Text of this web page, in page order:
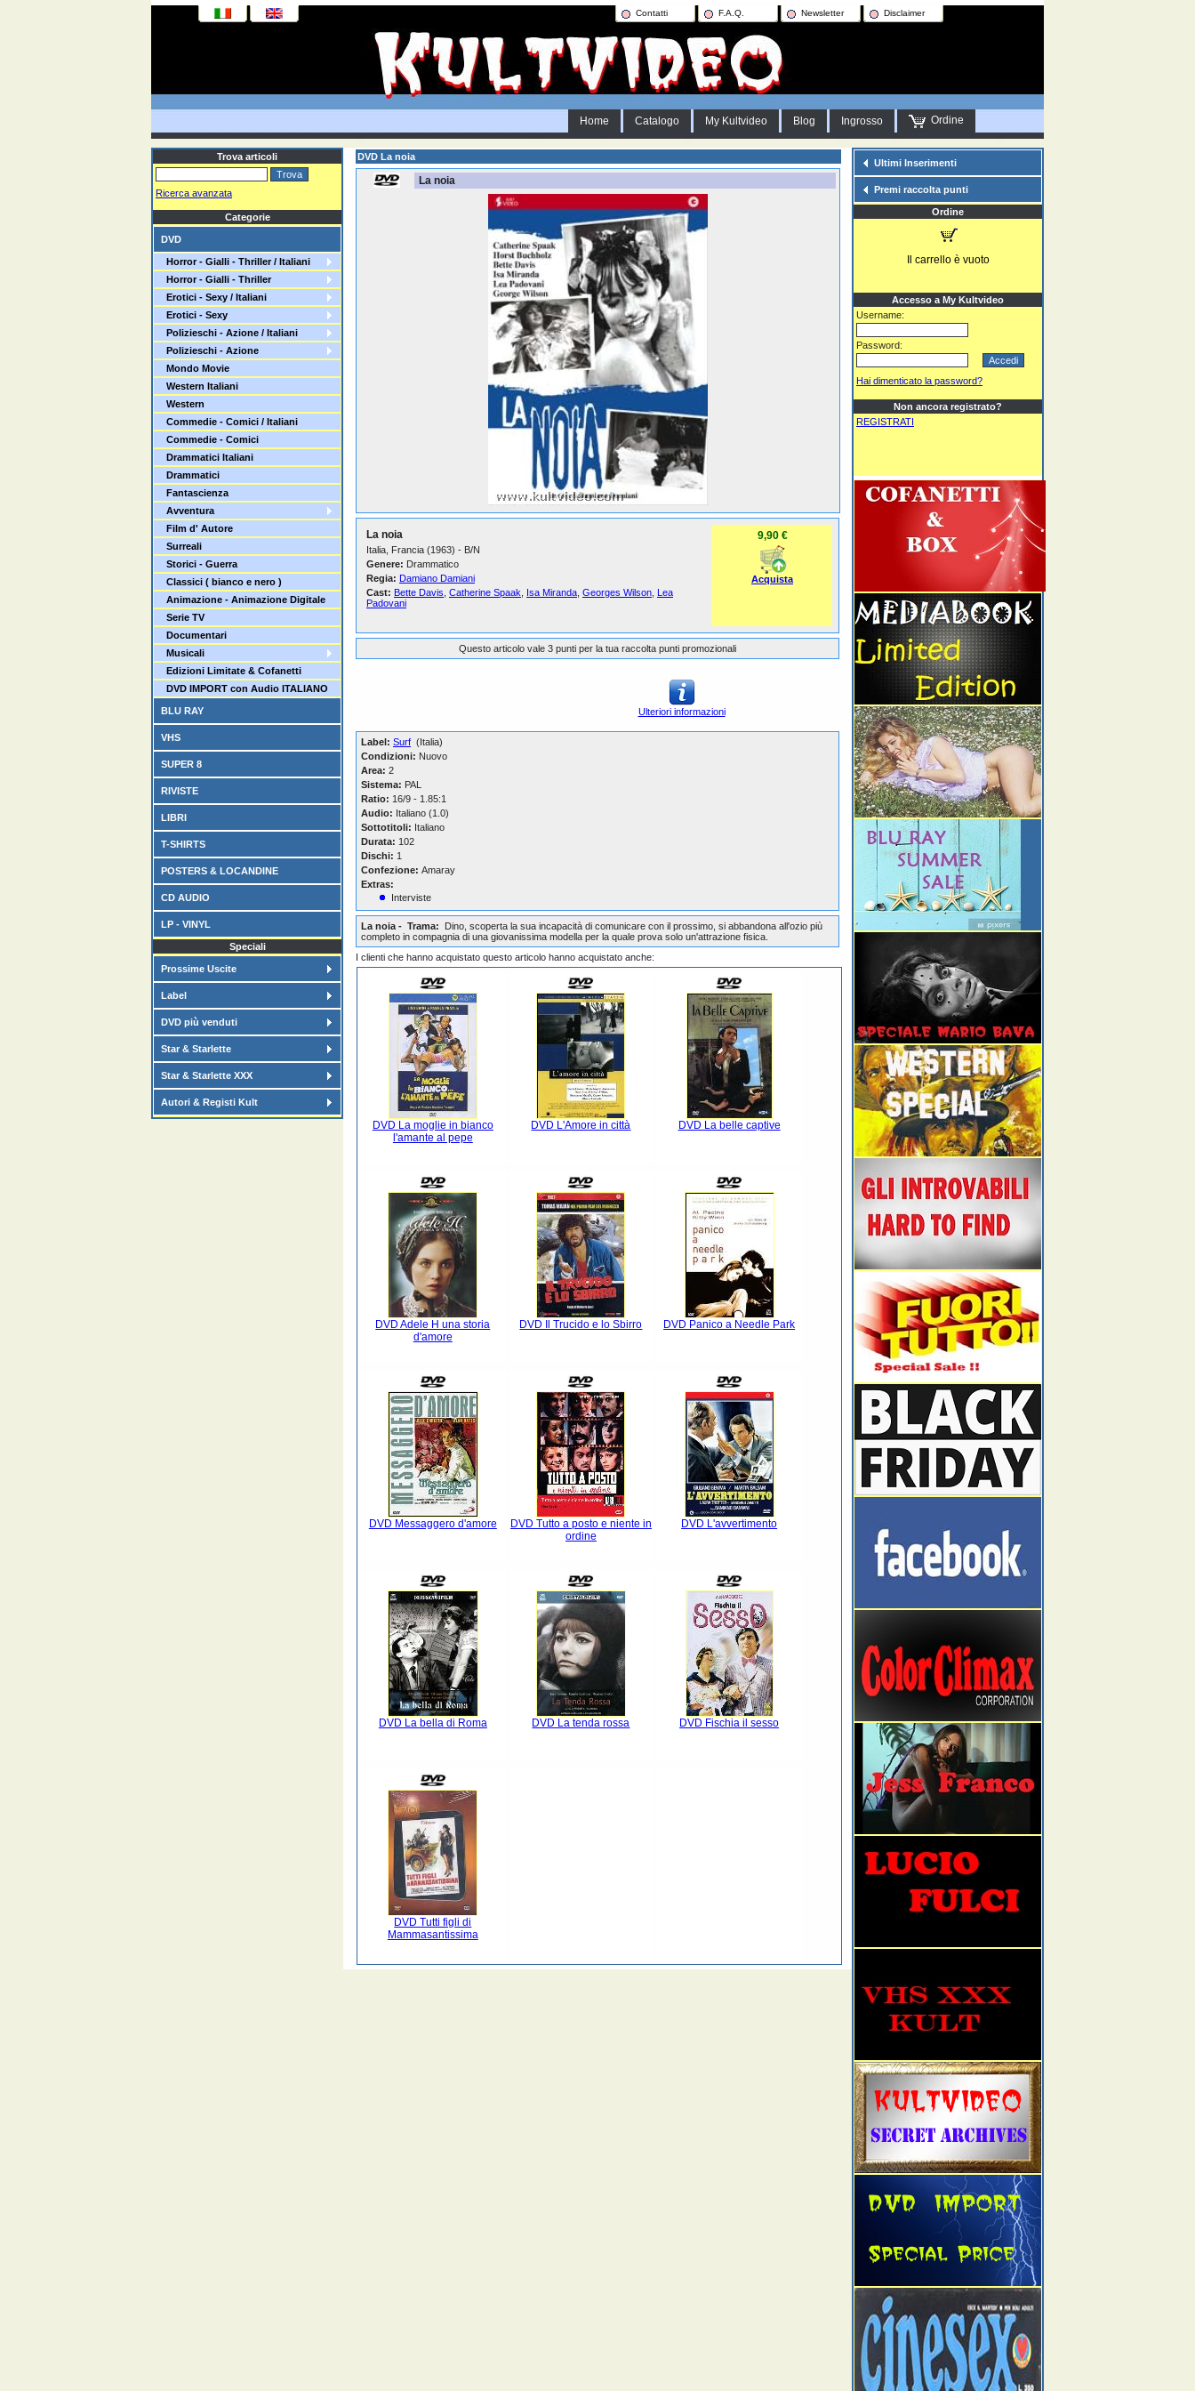
Contatti F.A.Q. Newsletter Disclaimer
Home Catalogo My Kultvideo Blog Ingrosso Ordine
Trova articoli
Ricerca avanzata
Categorie
DVD
Horror - Gialli - Thriller / Italiani
Horror - Gialli - Thriller
Erotici - Sexy / Italiani
Erotici - Sexy
Polizieschi - Azione / Italiani
Polizieschi - Azione
Mondo Movie
Western Italiani
Western
Commedie - Comici / Italiani
Commedie - Comici
Drammatici Italiani
Drammatici
Fantascienza
Avventura
Film d' Autore
Surreali
Storici - Guerra
Classici ( bianco e nero )
Animazione - Animazione Digitale
Serie TV
Documentari
Musicali
Edizioni Limitate & Cofanetti
DVD IMPORT con Audio ITALIANO
BLU RAY
VHS
SUPER 8
RIVISTE
LIBRI
T-SHIRTS
POSTERS & LOCANDINE
CD AUDIO
LP - VINYL
Speciali
Prossime Uscite
Label
DVD più venduti
Star & Starlette
Star & Starlette XXX
Autori & Registi Kult
DVD La noia
La noia
La noia
Italia, Francia (1963) - B/N
Genere: Drammatico
Regia: Damiano Damiani
Cast: Bette Davis Catherine Spaak Isa Miranda Georges Wilson Lea
Padovani
9,90 €
Acquista
Questo articolo vale 3 punti per la tua raccolta punti promozionali
Ulteriori informazioni
Label: Surf (Italia)
Condizioni: Nuovo
Area: 2
Sistema: PAL
Ratio: 16/9 - 1.85:1
Audio: Italiano (1.0)
Sottotitoli: Italiano
Durata: 102
Dischi: 1
Confezione: Amaray
Extras:
Interviste
La noia - Trama:
Dino, scoperta la sua incapacità di comunicare con il prossimo, si abbandona all'ozio più
completo in compagnia di una giovanissima modella per la quale prova solo un'attrazione fisica.
I clienti che hanno acquistato questo articolo hanno acquistato anche:
DVD La moglie in bianco
l'amante al pepe
DVD L'Amore in città DVD La belle captive
DVD Adele H una storia
d'amore
DVD Il Trucido e lo Sbirro DVD Panico a Needle Park
DVD Messaggero d'amore
DVD Tutto a posto e niente in
ordine
DVD L'avvertimento
DVD La bella di Roma DVD La tenda rossa DVD Fischia il sesso
DVD Tutti figli di
Mammasantissima
Ultimi Inserimenti
Premi raccolta punti
Ordine
Il carrello è vuoto
Accesso a My Kultvideo
Username:
Password:
Hai dimenticato la password?
Non ancora registrato?
REGISTRATI